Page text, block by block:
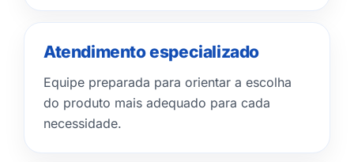
Atendimento especializado
Equipe preparada para orientar a escolha
do produto mais adequado para cada
necessidade.